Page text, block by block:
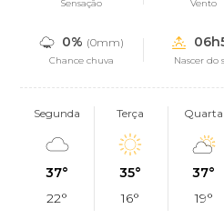
Sensação Vento
0% (0mm)
Chance chuva Nascer do
Segunda
37°
22°
Terça
35°
16°
Quarta
37°
19°